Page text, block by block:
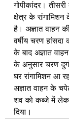
गोपीकांदर। तीसरी
क्षेत्र के
है। अज्ञात वाहन
वर्षीय चरण हांसदा
के बाद अज्ञात
के अनुसार चरण
घर रांगामिशन आ
अज्ञात वाहन के
शव को कब्जे में
दिया।